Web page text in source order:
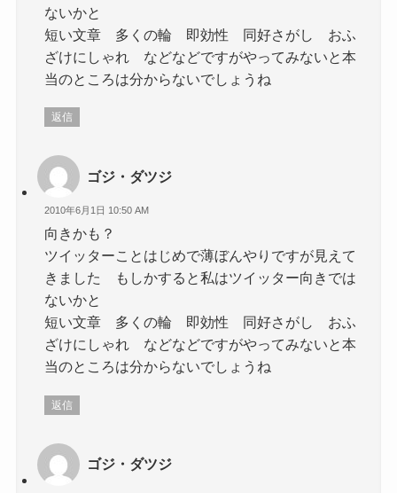
ないかと
短い文章 多くの輪 即効性 同好さがし おふ
ざけにしゃれ などなどですがやってみないと本
当のところは分からないでしょうね
返信
ゴジ・ダツジ
2010年6月1日 10:50 AM
向きかも？
ツイッターことはじめで薄ぼんやりですが見えて
きました もしかすると私はツイッター向きでは
ないかと
短い文章 多くの輪 即効性 同好さがし おふ
ざけにしゃれ などなどですがやってみないと本
当のところは分からないでしょうね
返信
ゴジ・ダツジ